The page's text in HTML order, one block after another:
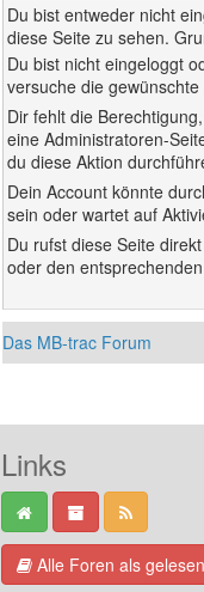
Du bist entweder nicht
diese Seite zu sehen.
Du bist nicht eingeloggt
versuche die
Dir fehlt die
eine Administratoren-
du diese Aktion
Dein Account könnte
sein oder wartet auf
Du rufst diese Seite
oder den
Das MB-trac Forum
Links
Alle Foren als